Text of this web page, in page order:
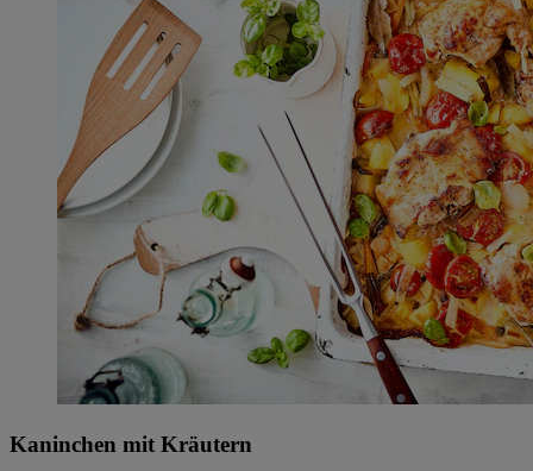
Kaninchen mit Kräutern